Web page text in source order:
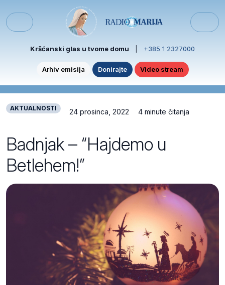
Menu
Kršćanski glas u tvome domu +385 1 2327000
Arhiv emisija Donirajte Video stream
AKTUALNOSTI 24 prosinca, 2022 4 minute čitanja
Badnjak – “Hajdemo u
Betlehem!”